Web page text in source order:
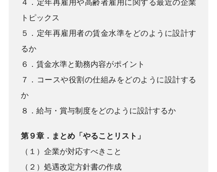
４．定年再雇用や高齢者雇用に関する最近の企業
トピックス
５．定年再雇用者の賃金水準をどのように設計す
るか
６．賃金水準と勤務内容がポイント
７．コースや役割の仕組みをどのように設計する
か
８．給与・賞与制度をどのように設計するか
第９章．まとめ「やることリスト」
（１）企業が対応すべきこと
（２）処遇改定方針書の作成